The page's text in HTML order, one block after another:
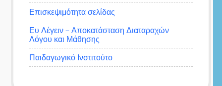
Επισκεψιμότητα σελίδας
Ευ Λέγειν – Αποκατάσταση Διαταραχών
Λόγου και Μάθησης
Παιδαγωγικό Ινστιτούτο